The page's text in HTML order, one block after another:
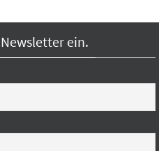
ein.